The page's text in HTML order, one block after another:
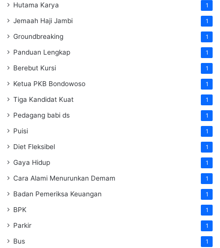
Hutama Karya 1
Jemaah Haji Jambi 1
Groundbreaking 1
Panduan Lengkap 1
Berebut Kursi 1
Ketua PKB Bondowoso 1
Tiga Kandidat Kuat 1
Pedagang babi ds 1
Puisi 1
Diet Fleksibel 1
Gaya Hidup 1
Cara Alami Menurunkan Demam 1
Badan Pemeriksa Keuangan 1
BPK 1
Parkir 1
Bus 1